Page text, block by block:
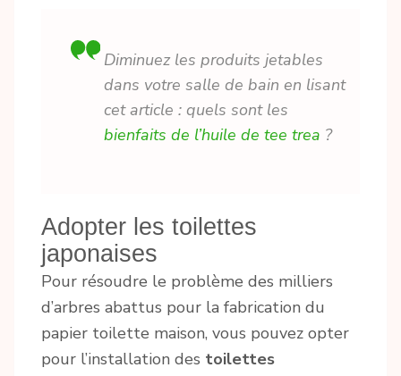
Diminuez les produits jetables
dans votre salle de bain en lisant
cet article : quels sont les
bienfaits de l’huile de tee trea ?
Adopter les toilettes
japonaises
Pour résoudre le problème des milliers
d’arbres abattus pour la fabrication du
papier toilette maison, vous pouvez opter
pour l’installation des toilettes